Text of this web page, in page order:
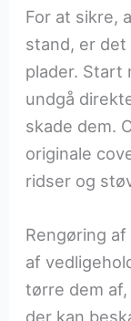
For at sikre,
stand, er
plader. Start
undgå
skade dem.
originale
ridser og
Rengøring af
af
tørre dem
der kan